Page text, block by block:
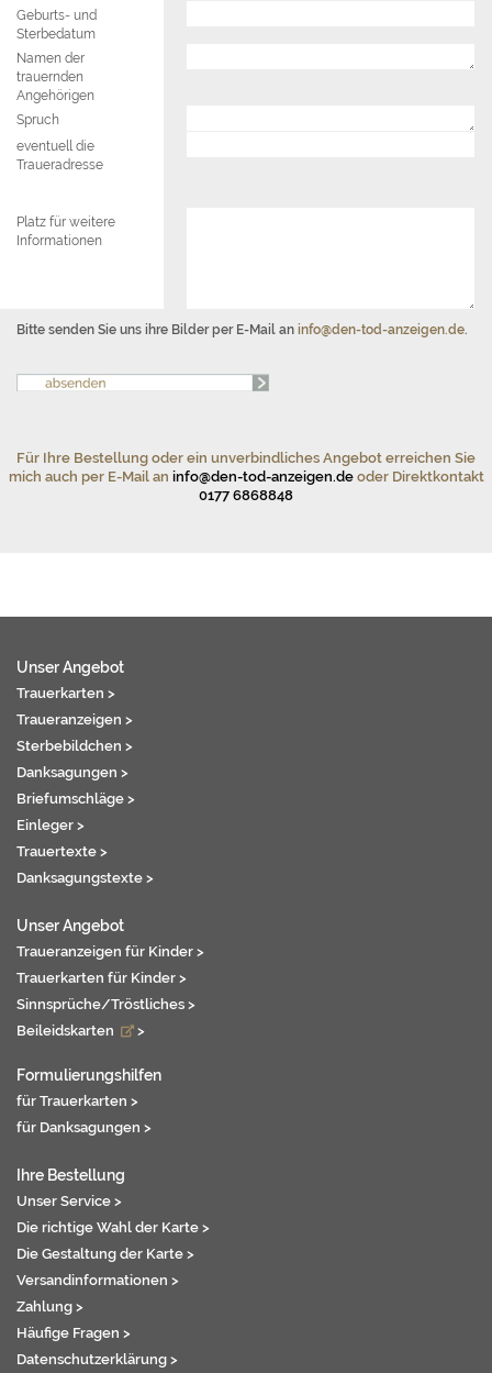
Geburts- und
Sterbedatum
Namen der
trauernden
Angehörigen
Spruch
eventuell die
Traueradresse
Platz für weitere
Informationen
Bitte senden Sie uns ihre Bilder per E-Mail an info@den-tod-anzeigen.de.
Für Ihre Bestellung oder ein unverbindliches Angebot erreichen Sie
mich auch per E-Mail an info@den-tod-anzeigen.deoder Direktkontakt
0177 6868848
Unser Angebot
Trauerkarten >
Traueranzeigen >
Sterbebildchen >
Danksagungen >
Briefumschläge >
Einleger >
Trauertexte >
Danksagungstexte >
Unser Angebot
Traueranzeigen für Kinder >
Trauerkarten für Kinder >
Sinnsprüche/Tröstliches >
Beileidskarten
>
Formulierungshilfen
für Trauerkarten >
für Danksagungen >
Ihre Bestellung
Unser Service >
Die richtige Wahl der Karte >
Die Gestaltung der Karte >
Versandinformationen >
Zahlung >
Häufige Fragen >
Datenschutzerklärung >